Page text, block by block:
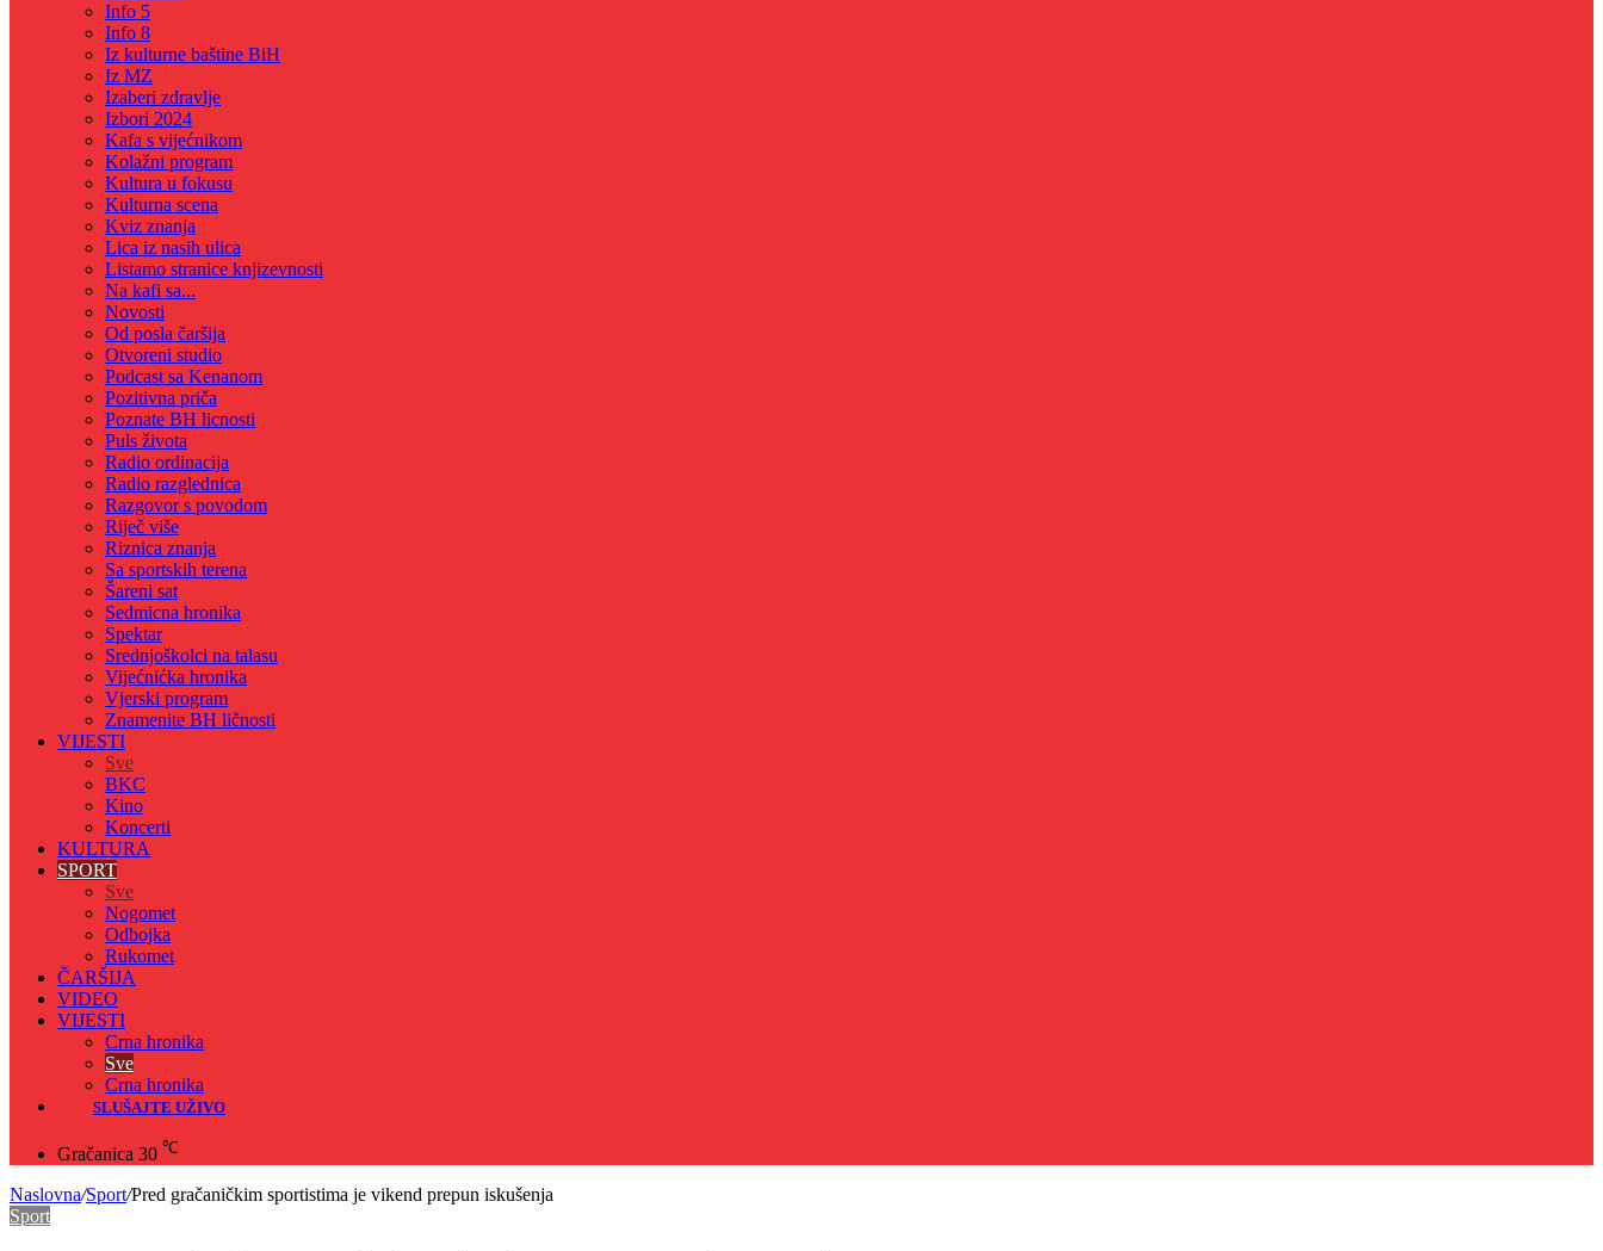
Info 5
Info 8
Iz kulturne baštine BiH
Iz MZ
Izaberi zdravlje
Izbori 2024
Kafa s vijećnikom
Kolažni program
Kultura u fokusu
Kulturna scena
Kviz znanja
Lica iz nasih ulica
Listamo stranice knjizevnosti
Na kafi sa...
Novosti
Od posla čaršija
Otvoreni studio
Podcast sa Kenanom
Pozitivna priča
Poznate BH licnosti
Puls života
Radio ordinacija
Radio razglednica
Razgovor s povodom
Riječ više
Riznica znanja
Sa sportskih terena
Šareni sat
Sedmicna hronika
Spektar
Srednjoškolci na talasu
Vijećnićka hronika
Vjerski program
Znamenite BH ličnosti
VIJESTI
Sve
BKC
Kino
Koncerti
KULTURA
SPORT
Sve
Nogomet
Odbojka
Rukomet
ČARŠIJA
VIDEO
VIJESTI
Crna hronika
Sve
Crna hronika
SLUŠAJTE UŽIVO
Gračanica 30 ℃
Naslovna/Sport/Pred gračaničkim sportistima je vikend prepun iskušenja
Sport